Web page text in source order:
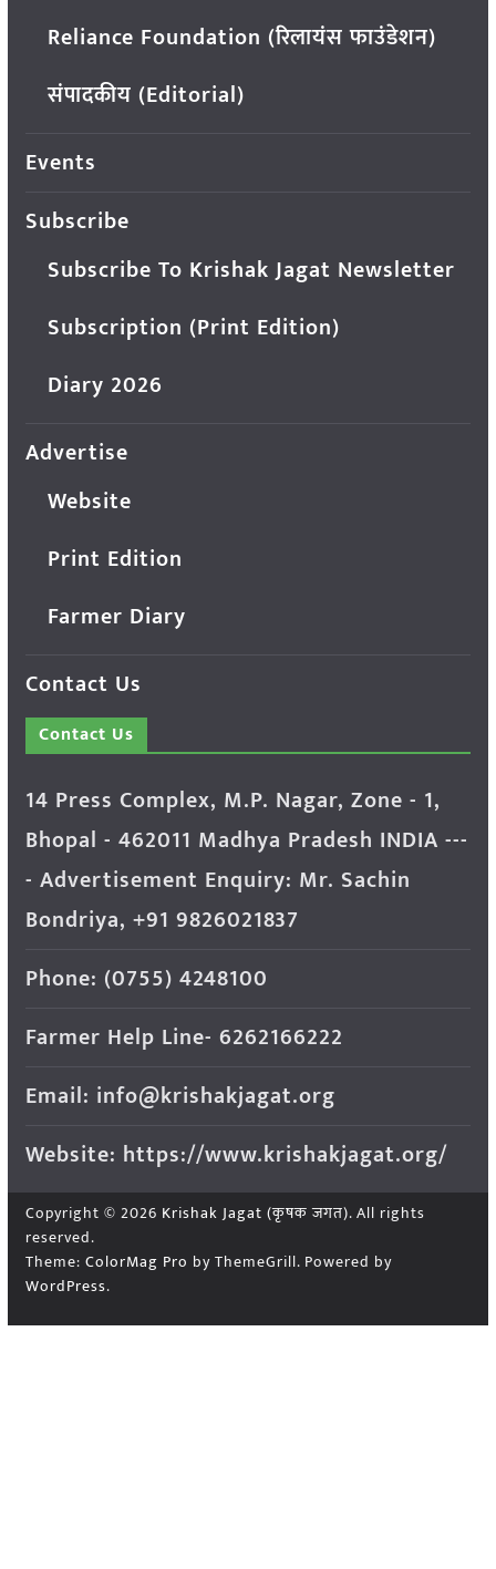
Reliance Foundation (रिलायंस फाउंडेशन)
संपादकीय (Editorial)
Events
Subscribe
Subscribe To Krishak Jagat Newsletter
Subscription (Print Edition)
Diary 2026
Advertise
Website
Print Edition
Farmer Diary
Contact Us
Contact Us
14 Press Complex, M.P. Nagar, Zone - 1,
Bhopal - 462011 Madhya Pradesh INDIA ---
- Advertisement Enquiry: Mr. Sachin
Bondriya, +91 9826021837
Phone: (0755) 4248100
Farmer Help Line- 6262166222
Email: info@krishakjagat.org
Website: https://www.krishakjagat.org/
Copyright © 2026 Krishak Jagat (कृषक जगत). All rights
reserved.
Theme: ColorMag Pro by ThemeGrill. Powered by
WordPress.